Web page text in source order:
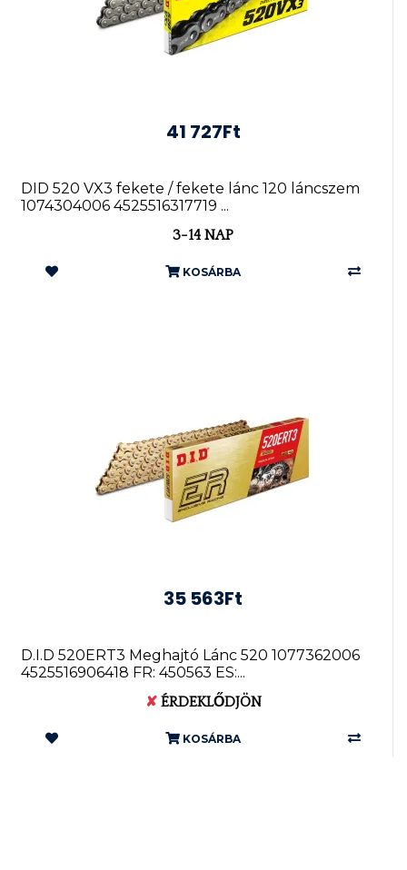
41 727Ft
DID 520 VX3 fekete / fekete lánc 120 láncszem
1074304006 4525516317719 ...
3-14 NAP
KOSÁRBA
35 563Ft
D.I.D 520ERT3 Meghajtó Lánc 520 1077362006
4525516906418 FR: 450563 ES:...
✘ÉRDEKLŐDJÖN
KOSÁRBA